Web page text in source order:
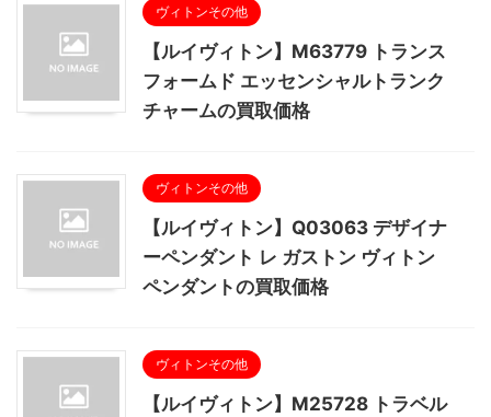
ヴィトンその他
【ルイヴィトン】M63779 トランス
フォームド エッセンシャルトランク
チャームの買取価格
ヴィトンその他
【ルイヴィトン】Q03063 デザイナ
ーペンダント レ ガストン ヴィトン
ペンダントの買取価格
ヴィトンその他
【ルイヴィトン】M25728 トラベル